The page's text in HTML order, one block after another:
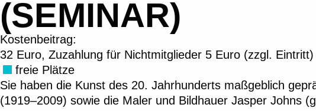
(SEMINAR)
Kostenbeitrag:
32 Euro, Zuzahlung für Nichtmitglieder 5 Euro (zzgl. Eintritt)
freie Plätze
Sie haben die Kunst des 20. Jahrhunderts maßgeblich
(1919–2009) sowie die Maler und Bildhauer Jasper Johns